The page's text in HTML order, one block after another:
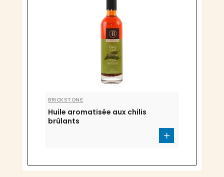
BRICKSTONE
Huile aromatisée aux chilis
brûlants